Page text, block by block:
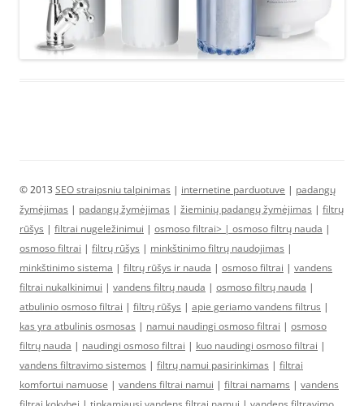
© 2013 SEO straipsniu talpinimas | internetine parduotuve | padangų
žymėjimas | padangų žymėjimas | žieminių padangų žymėjimas | filtrų
rūšys | filtrai nugeležinimui | osmoso filtrai> | osmoso filtrų nauda |
osmoso filtrai | filtrų rūšys | minkštinimo filtrų naudojimas |
minkštinimo sistema | filtrų rūšys ir nauda | osmoso filtrai | vandens
filtrai nukalkinimui | vandens filtrų nauda | osmoso filtrų nauda |
atbulinio osmoso filtrai | filtrų rūšys | apie geriamo vandens filtrus |
kas yra atbulinis osmosas | namui naudingi osmoso filtrai | osmoso
filtrų nauda | naudingi osmoso filtrai | kuo naudingi osmoso filtrai |
vandens filtravimo sistemos | filtrų namui pasirinkimas | filtrai
komfortui namuose | vandens filtrai namui | filtrai namams | vandens